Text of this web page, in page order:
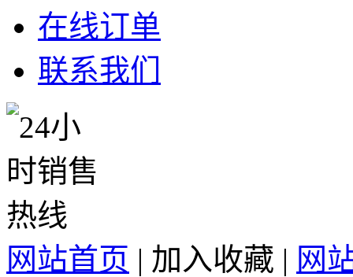
在线订单
联系我们
网站首页 | 加入收藏 | 网